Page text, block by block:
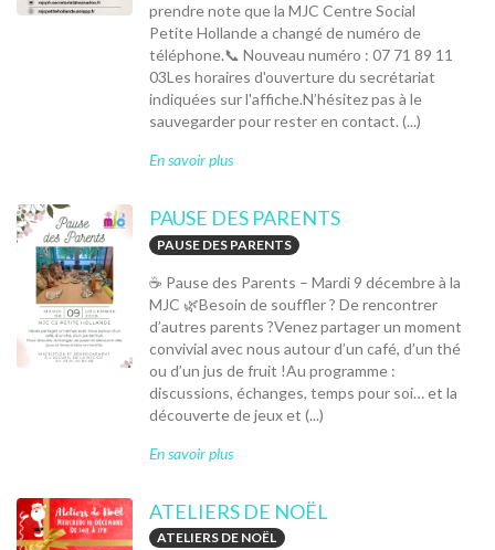
prendre note que la MJC Centre Social
Petite Hollande a changé de numéro de
téléphone.📞 Nouveau numéro : 07 71 89 11
03Les horaires d'ouverture du secrétariat
indiquées sur l'affiche.N’hésitez pas à le
sauvegarder pour rester en contact. (...)
En savoir plus
PAUSE DES PARENTS
PAUSE DES PARENTS
☕ Pause des Parents – Mardi 9 décembre à la
MJC 🌿Besoin de souffler ? De rencontrer
d’autres parents ?Venez partager un moment
convivial avec nous autour d’un café, d’un thé
ou d’un jus de fruit !Au programme :
discussions, échanges, temps pour soi… et la
découverte de jeux et (...)
En savoir plus
ATELIERS DE NOËL
ATELIERS DE NOËL